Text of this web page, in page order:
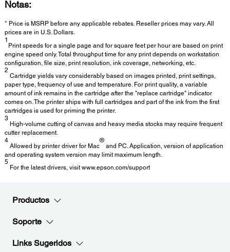
Notas:
* Price is MSRP before any applicable rebates. Reseller prices may vary. All
prices are in U.S. Dollars.
1
Print speeds for a single page and for square feet per hour are based on print
engine speed only. Total throughput time for any print depends on workstation
configuration, file size, print resolution, ink coverage, networking, etc.
2
Cartridge yields vary considerably based on images printed, print settings,
paper type, frequency of use and temperature. For print quality, a variable
amount of ink remains in the cartridge after the "replace cartridge" indicator
comes on. The printer ships with full cartridges and part of the ink from the first
cartridges is used for priming the printer.
3
High-volume cutting of canvas and heavy media stocks may require frequent
cutter replacement.
4
Allowed by printer driver for Mac
®
and PC. Application, version of application
and operating system version may limit maximum length.
5
For the latest drivers, visit www.epson.com/support
Productos
Soporte
Links Sugeridos